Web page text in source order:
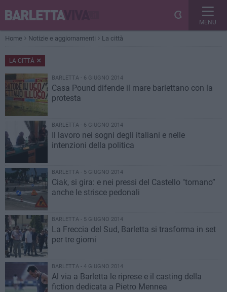
MENU
Home Notizie e aggiornamenti La città
LA CITTÀ
BARLETTA - 6 GIUGNO 2014
Casa Pound difende il mare barlettano con la
protesta
BARLETTA - 6 GIUGNO 2014
Il lavoro nei sogni degli italiani e nelle
intenzioni della politica
BARLETTA - 5 GIUGNO 2014
​Ciak, si gira: e nei pressi del Castello "tornano”
anche le strisce pedonali
BARLETTA - 5 GIUGNO 2014
​La Freccia del Sud, Barletta si trasforma in set
per tre giorni
BARLETTA - 4 GIUGNO 2014
Al via a Barletta le riprese e il casting della
fiction dedicata a Pietro Mennea